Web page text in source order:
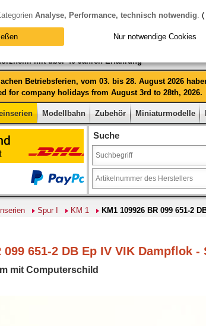
mit über 40 Jahren Erfahrung
Betriebsferien, vom 03. bis 28. August 2026
for company holidays from August 3rd to 28th, 2026.
Modellbahn Zubehör Miniaturmodelle
Suche
Spur I KM 1 KM1 109926 BR 099 651-2
099 651-2 DB Ep IV VIK Dampflok -
mit Computerschild
Analyse, Performance, technisch notwendig. (
Nur notwendige Cookies